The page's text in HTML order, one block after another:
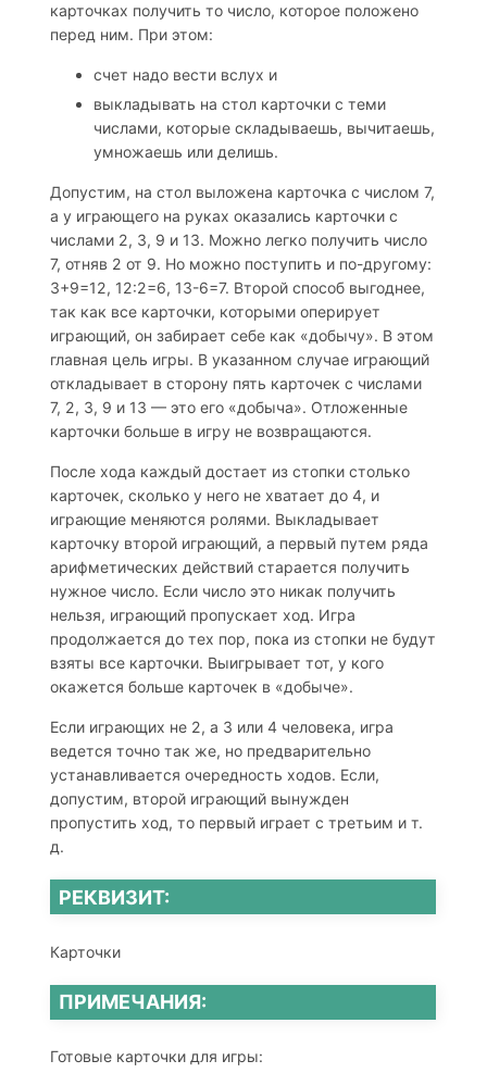
карточках получить то число, которое положено
перед ним. При этом:
счет надо вести вслух и
выкладывать на стол карточки с теми
числами, которые складываешь, вычитаешь,
умножаешь или делишь.
Допустим, на стол выложена карточка с числом 7,
а у играющего на руках оказались карточки с
числами 2, 3, 9 и 13. Можно легко получить число
7, отняв 2 от 9. Но можно поступить и по-другому:
3+9=12, 12:2=6, 13-6=7. Второй способ выгоднее,
так как все карточки, которыми оперирует
играющий, он забирает себе как «добычу». В этом
главная цель игры. В указанном случае играющий
откладывает в сторону пять карточек с числами
7, 2, 3, 9 и 13 — это его «добыча». Отложенные
карточки больше в игру не возвращаются.
После хода каждый достает из стопки столько
карточек, сколько у него не хватает до 4, и
играющие меняются ролями. Выкладывает
карточку второй играющий, а первый путем ряда
арифметических действий старается получить
нужное число. Если число это никак получить
нельзя, играющий пропускает ход. Игра
продолжается до тех пор, пока из стопки не будут
взяты все карточки. Выигрывает тот, у кого
окажется больше карточек в «добыче».
Если играющих не 2, а 3 или 4 человека, игра
ведется точно так же, но предварительно
устанавливается очередность ходов. Если,
допустим, второй играющий вынужден
пропустить ход, то первый играет с третьим и т.
д.
РЕКВИЗИТ:
Карточки
ПРИМЕЧАНИЯ:
Готовые карточки для игры: